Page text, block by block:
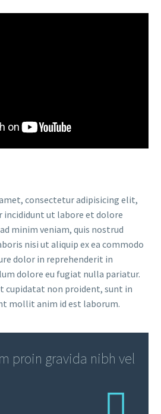
consectetur adipisicing elit,
incididunt ut labore et dolore
minim veniam, quis nostrud
nisi ut aliquip ex ea commodo
dolor in reprehenderit in
dolore eu fugiat nulla pariatur.
cupidatat non proident, sunt in
mollit anim id est laborum.
proin gravida nibh vel